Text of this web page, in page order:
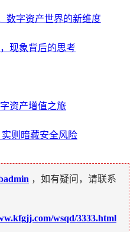
数字资产世界的新维度
现象背后的思考
资产增值之旅
则暗藏安全风险
，如有疑问，请联系
wsqd/3333.html